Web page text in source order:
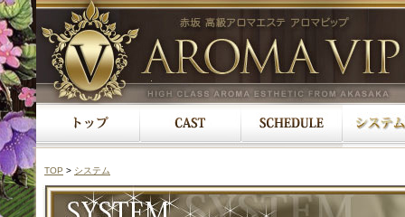
TOP > システム